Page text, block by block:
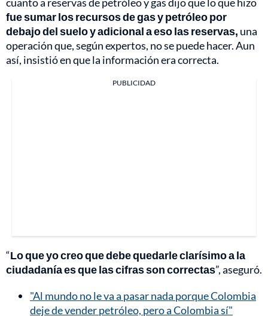
fue sumar los recursos de gas y petróleo por
debajo del suelo y adicional a eso las reservas, una
operación que, según expertos, no se puede hacer. Aun
así, insistió en que la información era correcta.
PUBLICIDAD
“Lo que yo creo que debe quedarle clarísimo a la
ciudadanía es que las cifras son correctas”, aseguró.
"Al mundo no le va a pasar nada porque Colombia
deje de vender petróleo, pero a Colombia sí"